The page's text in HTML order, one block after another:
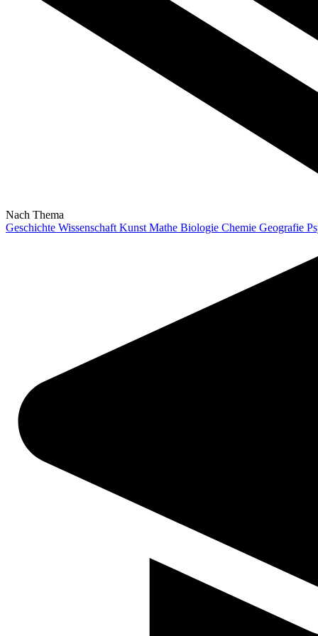
Nach Thema
Geschichte Wissenschaft Kunst Mathe Biologie Chemie Geografie